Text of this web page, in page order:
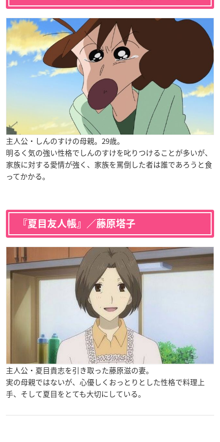
主人公・しんのすけの母親。29歳。
明るく気の強い性格でしんのすけを叱りつけることが多いが、
家族に対する愛情が強く、家族を罵倒した者は誰であろうと食
ってかかる。
『夏目友人帳』／藤原塔子
主人公・夏目貴志を引き取った藤原滋の妻。
実の母親ではないが、心優しくおっとりとした性格で料理上
手、そして夏目をとても大切にしている。